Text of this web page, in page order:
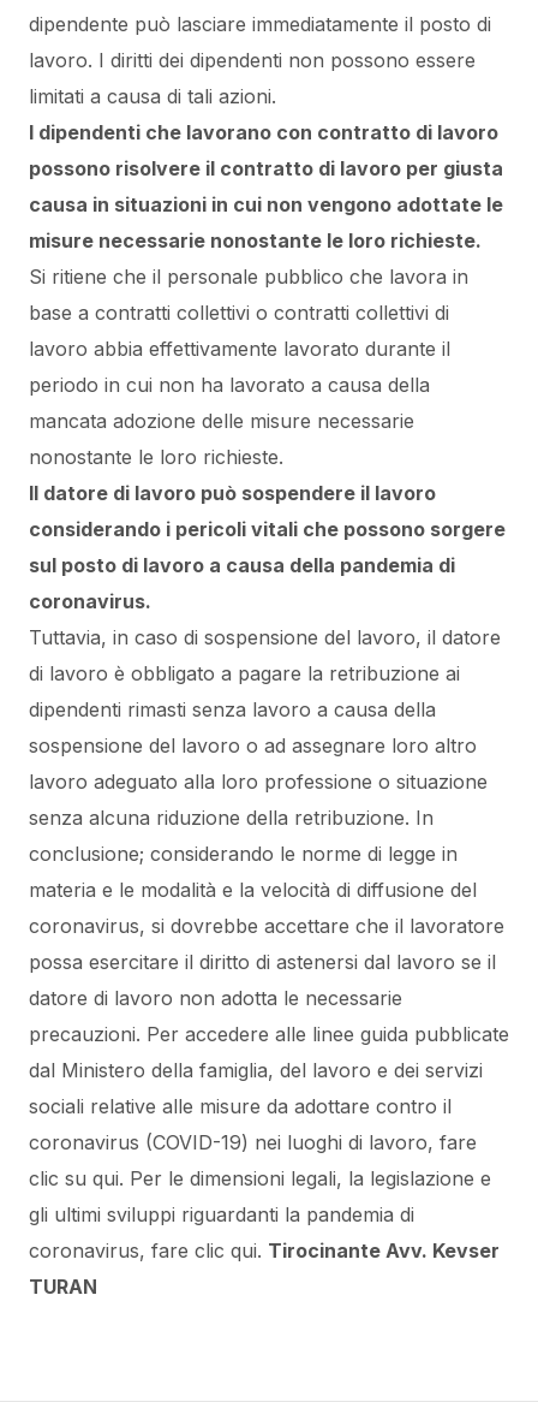
dipendente può lasciare immediatamente il posto di
lavoro. I diritti dei dipendenti non possono essere
limitati a causa di tali azioni.
I dipendenti che lavorano con contratto di lavoro
possono risolvere il contratto di lavoro per giusta
causa in situazioni in cui non vengono adottate le
misure necessarie nonostante le loro richieste.
Si ritiene che il personale pubblico che lavora in
base a contratti collettivi o contratti collettivi di
lavoro abbia effettivamente lavorato durante il
periodo in cui non ha lavorato a causa della
mancata adozione delle misure necessarie
nonostante le loro richieste.
Il datore di lavoro può sospendere il lavoro
considerando i pericoli vitali che possono sorgere
sul posto di lavoro a causa della pandemia di
coronavirus.
Tuttavia, in caso di sospensione del lavoro, il datore
di lavoro è obbligato a pagare la retribuzione ai
dipendenti rimasti senza lavoro a causa della
sospensione del lavoro o ad assegnare loro altro
lavoro adeguato alla loro professione o situazione
senza alcuna riduzione della retribuzione. In
conclusione; considerando le norme di legge in
materia e le modalità e la velocità di diffusione del
coronavirus, si dovrebbe accettare che il lavoratore
possa esercitare il diritto di astenersi dal lavoro se il
datore di lavoro non adotta le necessarie
precauzioni. Per accedere alle linee guida pubblicate
dal Ministero della famiglia, del lavoro e dei servizi
sociali relative alle misure da adottare contro il
coronavirus (COVID-19) nei luoghi di lavoro, fare
clic su qui. Per le dimensioni legali, la legislazione e
gli ultimi sviluppi riguardanti la pandemia di
coronavirus, fare clic qui. Tirocinante Avv. Kevser
TURAN